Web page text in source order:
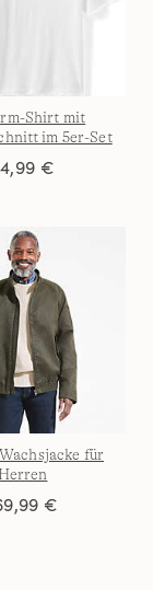
Shirt mit
im 5er-Set
€
für
Herren
€